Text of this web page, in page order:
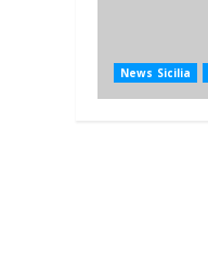
News Sicilia